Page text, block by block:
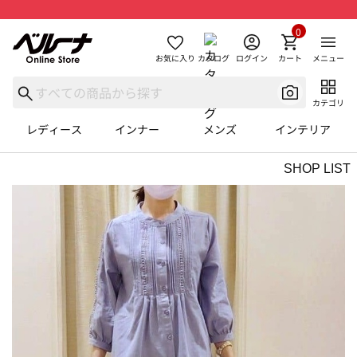
お気に入り カタログ ログイン カート
0
メニュー
カテゴリ
レディース インナー メンズ インテリア
SHOP LIST